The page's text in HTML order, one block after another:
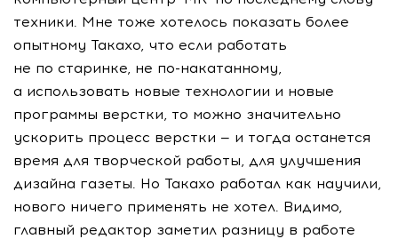
техники. Мне тоже хотелось показать более
опытному Такахо, что если работать
не по старинке, не по-накатанному,
а использовать новые технологии и новые
программы верстки, то можно значительно
ускорить процесс верстки — и тогда останется
время для творческой работы, для улучшения
дизайна газеты. Но Такахо работал как научили,
нового ничего применять не хотел. Видимо,
главный редактор заметил разницу в работе